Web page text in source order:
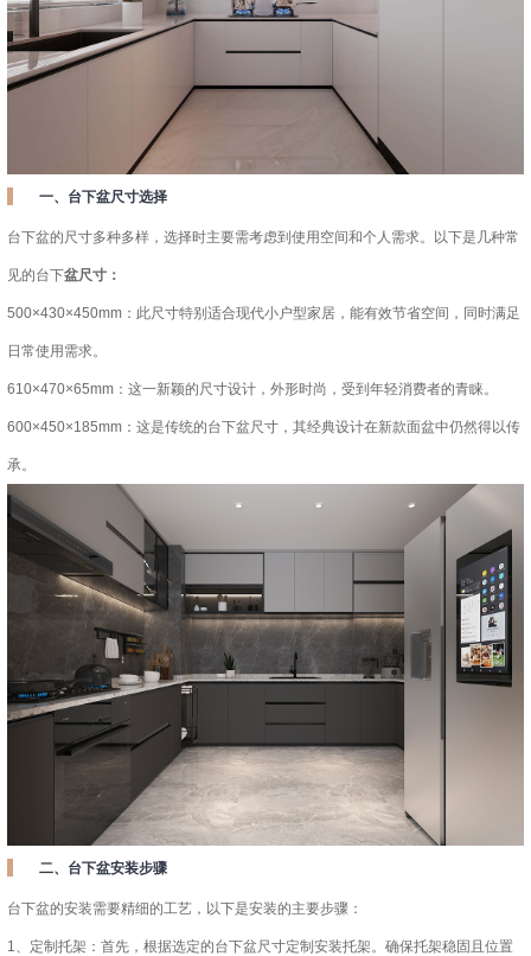
一、台下盆尺寸选择
台下盆的尺寸多种多样，选择时主要需考虑到使用空间和个人需求。以下是几种常
见的台下盆尺寸：
500×430×450mm：此尺寸特别适合现代小户型家居，能有效节省空间，同时满足
日常使用需求。
610×470×65mm：这一新颖的尺寸设计，外形时尚，受到年轻消费者的青睐。
600×450×185mm：这是传统的台下盆尺寸，其经典设计在新款面盆中仍然得以传
承。
二、台下盆安装步骤
台下盆的安装需要精细的工艺，以下是安装的主要步骤：
1、定制托架：首先，根据选定的台下盆尺寸定制安装托架。确保托架稳固且位置